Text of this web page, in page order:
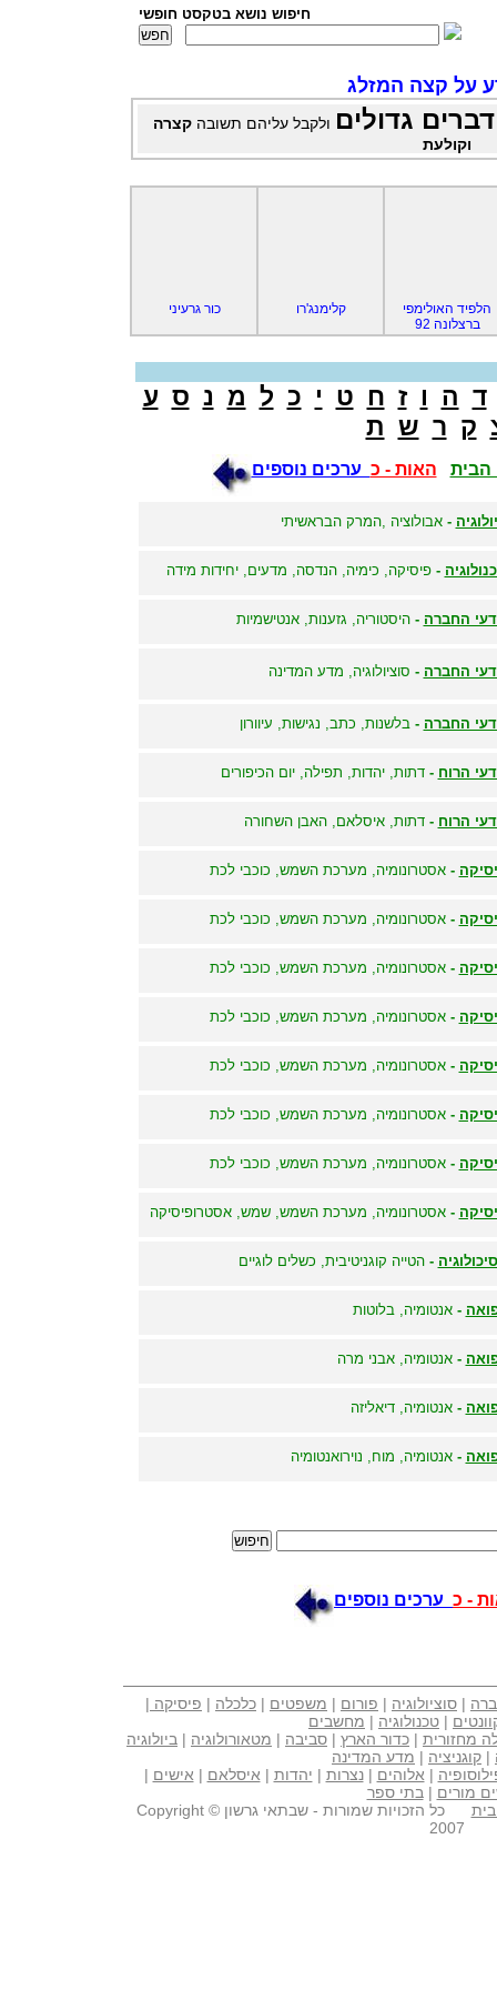
חיפוש נושא בטקסט חופשי
על קצה המזלג
דברים גדולים ולקבל עליהם תשובה קצרה
וקולעת
הלפיד האולימפי
ברצלונה 92
קלימנג'רו כור גרעיני
ד ה ו ז ח ט י כ ל מ נ ס ע
ק ר ש ת
הבית האות - כ ערכים נוספים
-אבולוציה ,המרק הבראשיתי
-פיסיקה, כימיה, הנדסה, מדעים, יחידות מידה
החברה -היסטוריה, גזענות, אנטישמיות
החברה - סוציולוגיה, מדע המדינה
החברה -בלשנות, כתב, נגישות, עיוורון
הרוח -דתות, יהדות, תפילה, יום הכיפורים
הרוח -דתות, איסלאם, האבן השחורה
-אסטרונומיה, מערכת השמש, כוכבי לכת
-אסטרונומיה, מערכת השמש, כוכבי לכת
-אסטרונומיה, מערכת השמש, כוכבי לכת
-אסטרונומיה, מערכת השמש, כוכבי לכת
-אסטרונומיה, מערכת השמש, כוכבי לכת
-אסטרונומיה, מערכת השמש, כוכבי לכת
-אסטרונומיה, מערכת השמש, כוכבי לכת
-אסטרונומיה, מערכת השמש, שמש, אסטרופיסיקה
-הטייה קוגניטיבית, כשלים לוגיים
-אנטומיה, בלוטות
-אנטומיה, אבני מרה
-אנטומיה, דיאליזה
-אנטומיה, מוח, נוירואנטומיה
- כ ערכים נוספים
| סוציולוגיה | פורום | משפטים | כלכלה | פיסיקה |
| טכנולוגיה | מחשבים
מחזורית | כדור הארץ | סביבה | מטאורולוגיה | ביולוגיה
| קוגניציה | מדע המדינה
| אלוהים |נצרות | יהדות | איסלאם | אישים |
מורים | בתי ספר
כל הזכויות שמורות - שבתאי גרשון Copyright ©
2007